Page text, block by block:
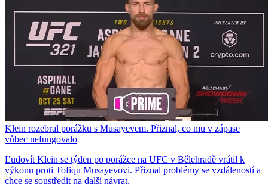
Klein rozebral porážku s Musayevem. Přiznal, co mu v zápase
vůbec nefungovalo
Ľudovít Klein se týden po porážce na UFC v Bělehradě vrátil k
výkonu proti Tofiqu Musayevovi. Přiznal problémy se vzdáleností a
chce se soustředit na další návrat.